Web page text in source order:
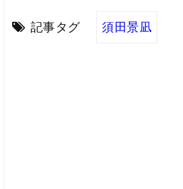
記事タグ 須田景凪